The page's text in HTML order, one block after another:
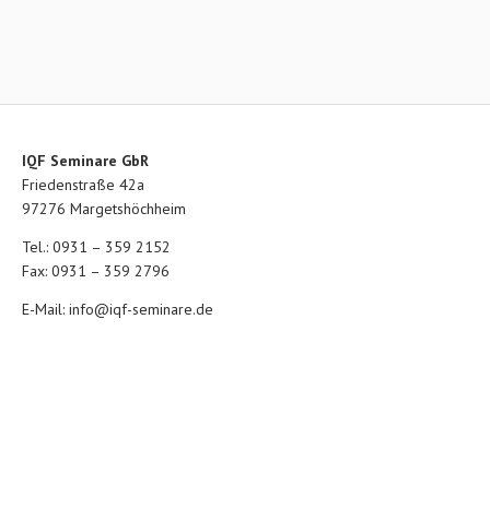
IQF Seminare GbR
Friedenstraße 42a
97276 Margetshöchheim
Tel.: 0931 – 359 2152
Fax: 0931 – 359 2796
E-Mail: info@iqf-seminare.de